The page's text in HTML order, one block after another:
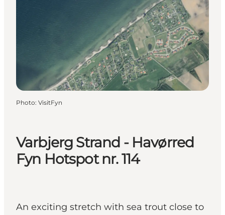
Planifiez votre voyage
Varbjerg Strand - Havørred
Fyn Hotspot nr. 114
An exciting stretch with sea trout close to
Photo: VisitFyn